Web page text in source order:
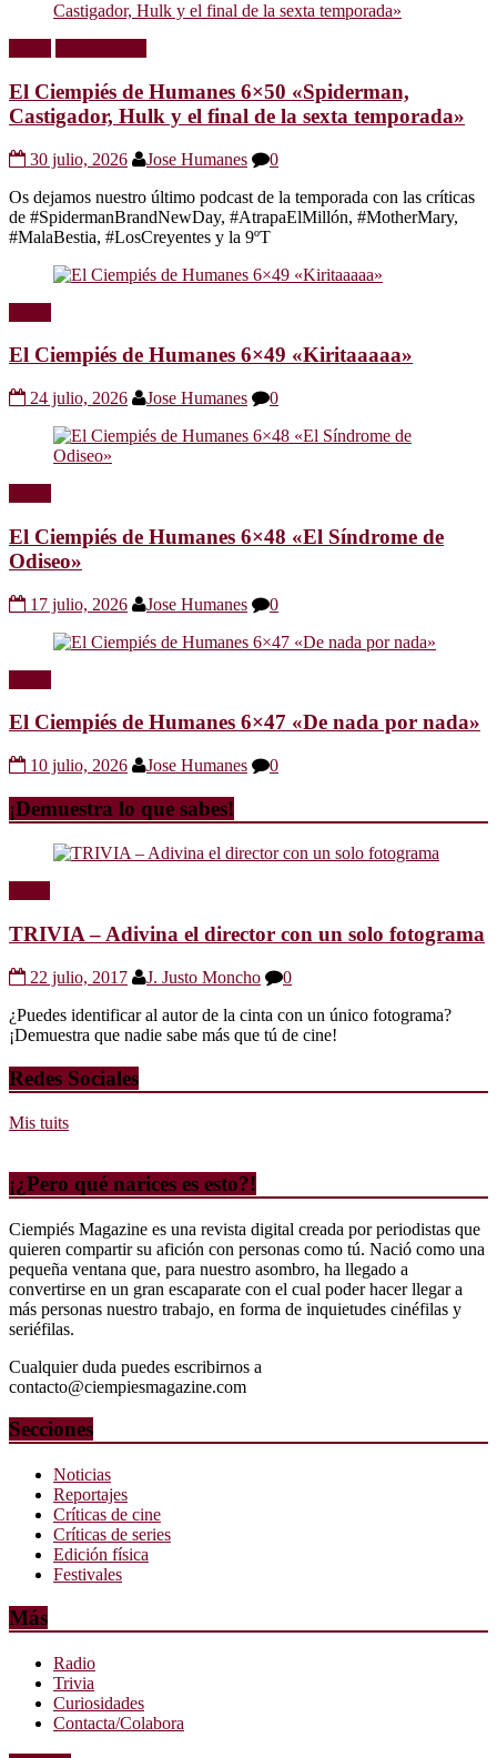
El Ciempiés de Humanes 6×50 «Spiderman,
Castigador, Hulk y el final de la sexta temporada»
30 julio, 2026 Jose Humanes
0
Os dejamos nuestro último podcast de la temporada con las críticas
de #SpidermanBrandNewDay, #AtrapaElMillón, #MotherMary,
#MalaBestia, #LosCreyentes y la 9ºT
El Ciempiés de Humanes 6×49 «Kiritaaaaa»
24 julio, 2026 Jose Humanes 0
El Ciempiés de Humanes 6×48 «El Síndrome de
Odiseo»
17 julio, 2026 Jose Humanes 0
El Ciempiés de Humanes 6×47 «De nada por nada»
10 julio, 2026 Jose Humanes 0
¡Demuestra lo que sabes!
TRIVIA – Adivina el director con un solo fotograma
22 julio, 2017 J. Justo Moncho
0
¿Puedes identificar al autor de la cinta con un único fotograma?
¡Demuestra que nadie sabe más que tú de cine!
Redes Sociales
Mis tuits
¡¿Pero qué narices es esto?!
Ciempiés Magazine es una revista digital creada por periodistas que
quieren compartir su afición con personas como tú. Nació como una
pequeña ventana que, para nuestro asombro, ha llegado a
convertirse en un gran escaparate con el cual poder hacer llegar a
más personas nuestro trabajo, en forma de inquietudes cinéfilas y
seriéfilas.
Cualquier duda puedes escribirnos a
contacto@ciempiesmagazine.com
Secciones
Noticias
Reportajes
Críticas de cine
Críticas de series
Edición física
Festivales
Más
Radio
Trivia
Curiosidades
Contacta/Colabora